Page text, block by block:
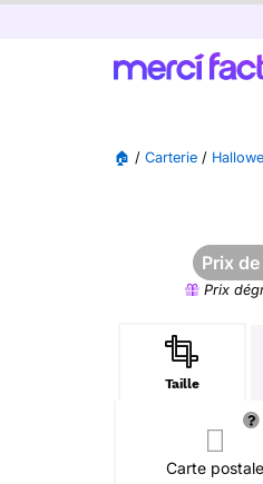
🏠 / Carterie /
Prix
Prix
Taille
Carte postale